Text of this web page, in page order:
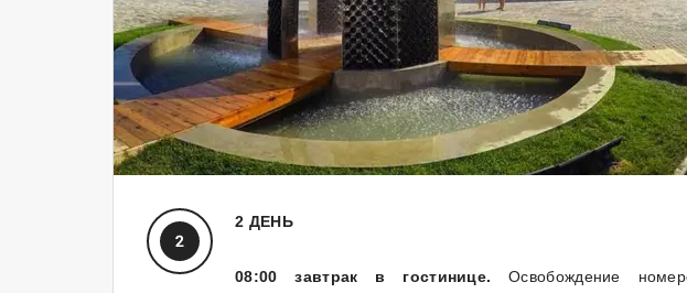
2 ДЕНЬ
08:00 завтрак в гостинице. Освобождение